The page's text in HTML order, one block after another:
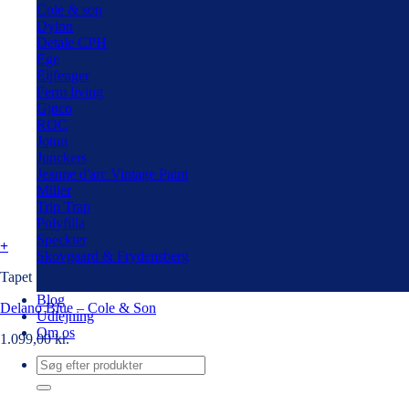
Cole & son
Dylon
Detale CPH
Ege
Eijfenger
Ferm living
Gjøco
ROC
Jotun
Junckers
Jeanne d'arc Vintage Paint
Miller
Trip Trap
Polyfilla
Speckter
Skovgaard & Frydensberg
Blog
Udlejning
Om os
Søg
efter:
+
Tapet
Delano Blue – Cole & Son
1.099,00kr.